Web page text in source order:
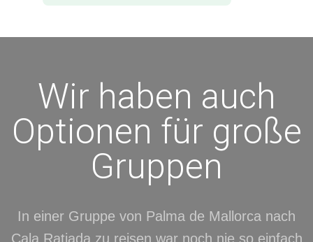
Wir haben auch
Optionen für große
Gruppen
In einer Gruppe von Palma de Mallorca nach
Cala Ratjada zu reisen war noch nie so einfach